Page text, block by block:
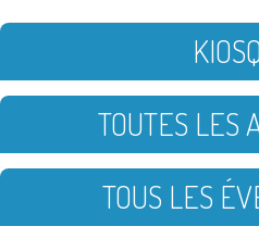
TOUTES LES
TOUS LES